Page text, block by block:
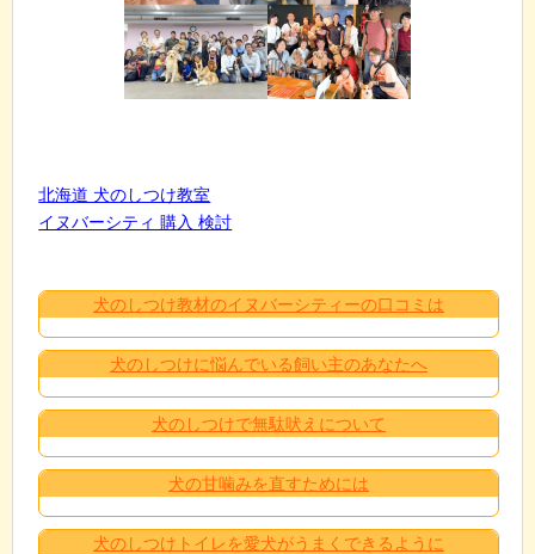
北海道 犬のしつけ教室
イヌバーシティ 購入 検討
犬のしつけ教材のイヌバーシティーの口コミは
犬のしつけに悩んでいる飼い主のあなたへ
犬のしつけで無駄吠えについて
犬の甘噛みを直すためには
犬のしつけトイレを愛犬がうまくできるように